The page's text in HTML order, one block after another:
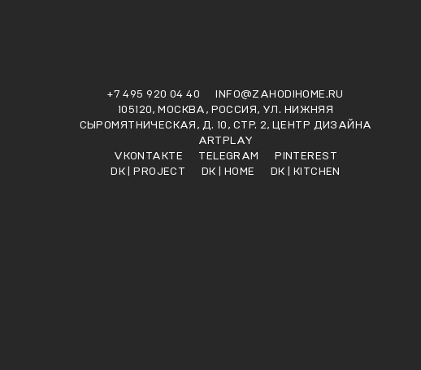
+7 495 920 04 40
INFO@ZAHODIHOME.RU
105120, МОСКВА, РОССИЯ, УЛ. НИЖНЯЯ
СЫРОМЯТНИЧЕСКАЯ, Д. 10, СТР. 2, ЦЕНТР ДИЗАЙНА
ARTPLAY
VKONTAKTE
TELEGRAM
PINTEREST
DK | PROJECT
DK | HOME DK | KITCHEN